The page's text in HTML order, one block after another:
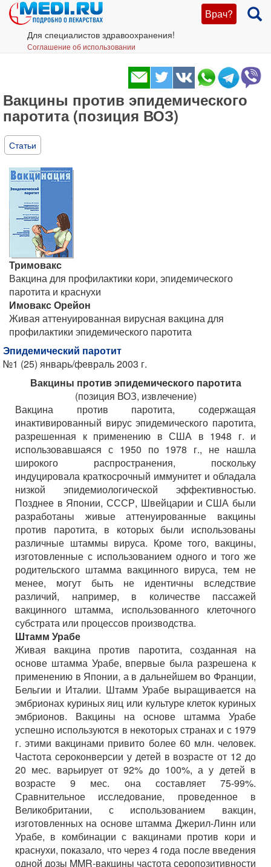
Врач?
Для специалистов здравоохранения!
Соглашение об использовании
Вакцины против эпидемического
паротита (позиция ВОЗ)
Статьи
Тримовакс
Вакцина для профилактики кори, эпидемического
паротита и краснухи
Имовакс Орейон
Живая аттенуированная вирусная вакцина для
профилактики эпидемического паротита
Эпидемический паротит
№1 (25) январь/февраль 2003 г.
Вакцины против эпидемического паротита
(позиция ВОЗ, извлечение)
Вакцина против паротита, содержащая
инактивированный вирус эпидемического паротита,
разрешенная к применению в США в 1948 г. и
использовавшаяся с 1950 по 1978 г., не нашла
широкого распространения, поскольку
индуцировала краткосрочный иммунитет и обладала
низкой эпидемиологической эффективностью.
Позднее в Японии, СССР, Швейцарии и США были
разработаны живые аттенуированные вакцины
против паротита, в которых были использованы
различные штаммы вируса. Кроме того, вакцины,
изготовленные с использованием одного и того же
родительского штамма вакцинного вируса, тем не
менее, могут быть не идентичны вследствие
различий, например, в количестве пассажей
вакцинного штамма, использованного клеточного
субстрата или процессов производства.
Штамм Урабе
Живая вакцина против паротита, созданная на
основе штамма Урабе, впервые была разрешена к
применению в Японии, а в дальнейшем во Франции,
Бельгии и Италии. Штамм Урабе выращивается на
эмбрионах куриных яиц или культуре клеток куриных
эмбрионов. Вакцины на основе штамма Урабе
успешно используются в некоторых странах и с 1979
г. этими вакцинами привито более 60 млн. человек.
Частота сероконверсии у детей в возрасте от 12 до
20 мес. варьирует от 92% до 100%, а у детей в
возрасте 9 мес. она составляет 75-99%.
Сравнительное исследование, проведенное в
Великобритании, с использованием вакцин,
изготовленных на основе штамма Джерил-Линн или
Урабе, в комбинации с вакцинами против кори и
краснухи, показало, что через 4 года после введения
одной дозы MMR-вакцины частота серопозитивности